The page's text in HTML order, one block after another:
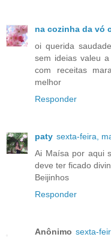
na cozinha da vó
oi querida
sem ideias valeu
com receitas
melhor
Responder
paty sexta-feira,
Ai Maísa por aqui
deve ter ficado
Beijinhos
Responder
Anônimo sexta-